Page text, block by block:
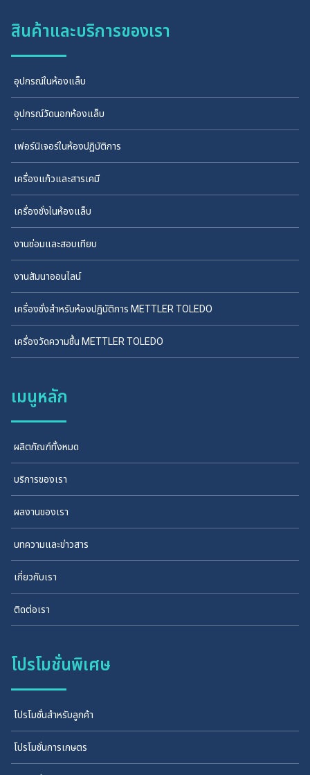
สินค้าและบริการของเรา
อุปกรณ์ในห้องแล็บ
อุปกรณ์วัดนอกห้องแล็บ
เฟอร์นิเจอร์ในห้องปฏิบัติการ
เครื่องแก้วและสารเคมี
เครื่องชั่งในห้องแล็บ
งานซ่อมและสอบเทียบ
งานสัมนาออนไลน์
เครื่องชั่งสำหรับห้องปฏิบัติการ METTLER TOLEDO
เครื่องวัดความชื้น METTLER TOLEDO
เมนูหลัก
ผลิตภัณฑ์ทั้งหมด
บริการของเรา
ผลงานของเรา
บทความและข่าวสาร
เกี่ยวกับเรา
ติดต่อเรา
โปรโมชั่นพิเศษ
โปรโมชั่นสำหรับลูกค้า
โปรโมชั่นการเกษตร